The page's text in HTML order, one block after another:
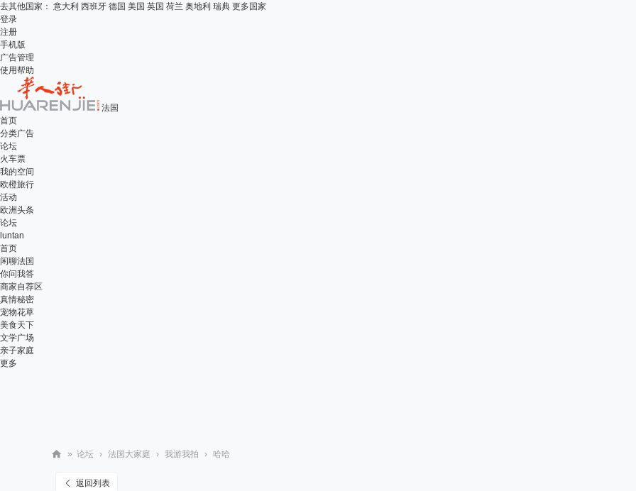
去其他国家： 意大利 西班牙 德国 美国 英国 荷兰 奥地利 瑞典 更多国家
登录
注册
手机版
广告管理
使用帮助
法国
首页
分类广告
论坛
火车票
我的空间
欧橙旅行
活动
欧洲头条
论坛
luntan
首页
闲聊法国
你问我答
商家自荐区
真情秘密
宠物花草
美食天下
文学广场
亲子家庭
更多
» 论坛 › 法国大家庭 › 我游我拍 › 哈哈
返回列表